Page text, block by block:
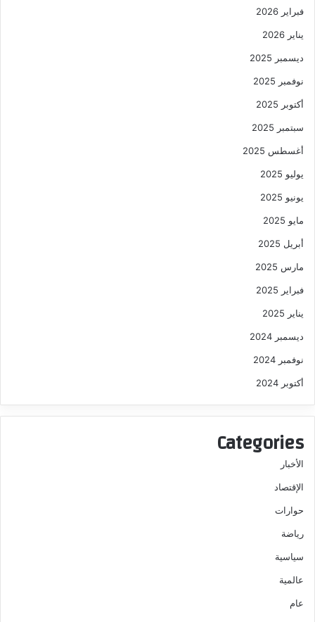
فبراير 2026
يناير 2026
ديسمبر 2025
نوفمبر 2025
أكتوبر 2025
سبتمبر 2025
أغسطس 2025
يوليو 2025
يونيو 2025
مايو 2025
أبريل 2025
مارس 2025
فبراير 2025
يناير 2025
ديسمبر 2024
نوفمبر 2024
أكتوبر 2024
Categories
الأخبار
الإقتصاد
حوارات
رياضة
سياسية
عالمية
عام